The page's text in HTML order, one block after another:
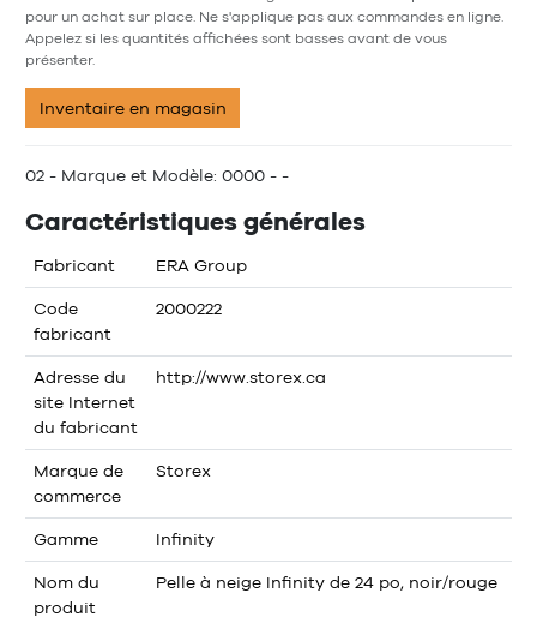
pour un achat sur place. Ne s'applique pas aux commandes en ligne.
Appelez si les quantités affichées sont basses avant de vous
présenter.
Inventaire en magasin
02 - Marque et Modèle: 0000 - -
Caractéristiques générales
Fabricant ERA Group
Code
fabricant
2000222
Adresse du
site Internet
du fabricant
http://www.storex.ca
Marque de
commerce
Storex
Gamme Infinity
Nom du
produit
Pelle à neige Infinity de 24 po, noir/rouge